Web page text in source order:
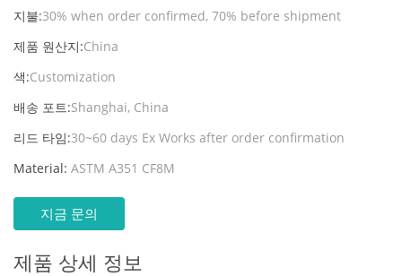
지불:30% when order confirmed, 70% before shipment
제품 원산지:China
색:Customization
배송 포트:Shanghai, China
리드 타임:30~60 days Ex Works after order confirmation
Material: ASTM A351 CF8M
지금 문의
제품 상세 정보